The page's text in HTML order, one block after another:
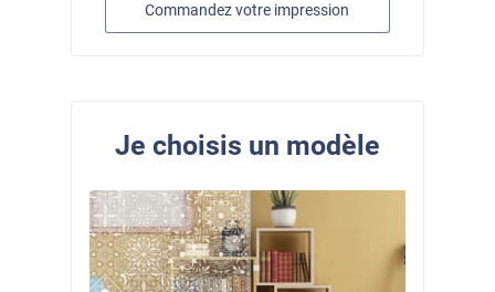
Commandez votre impression
Je choisis un modèle